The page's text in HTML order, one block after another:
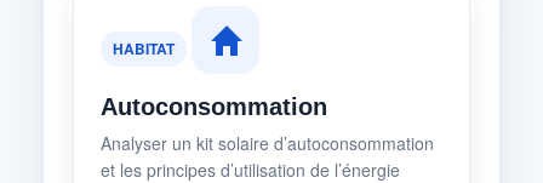
HABITAT
Autoconsommation
Analyser un kit solaire d’autoconsommation
et les principes d’utilisation de l’énergie